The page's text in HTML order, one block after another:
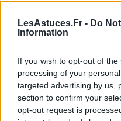
LesAstuces.Fr - Do
Information
If you wish to opt-out of
processing of your
targeted advertising by us,
section to confirm your
opt-out request is
Comment
sommeil liés au
Se coucher et se lever
permet de réguler
écrans avant le